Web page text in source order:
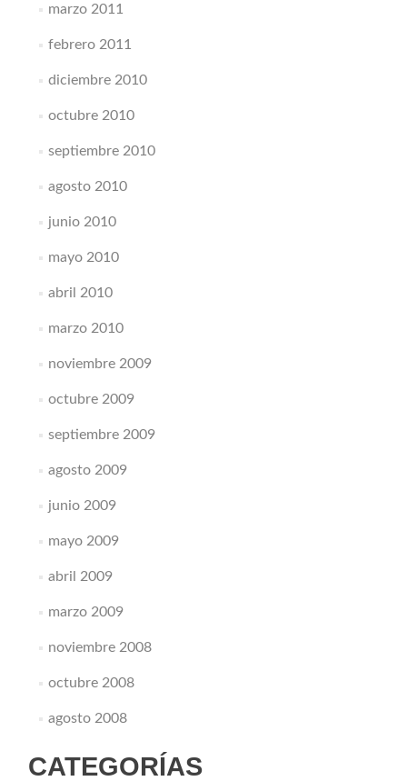
marzo 2011
febrero 2011
diciembre 2010
octubre 2010
septiembre 2010
agosto 2010
junio 2010
mayo 2010
abril 2010
marzo 2010
noviembre 2009
octubre 2009
septiembre 2009
agosto 2009
junio 2009
mayo 2009
abril 2009
marzo 2009
noviembre 2008
octubre 2008
agosto 2008
CATEGORÍAS